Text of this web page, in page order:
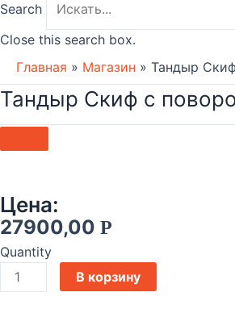
Search
Close this search box.
Главная » Магазин » Тандыр
Тандыр Скиф с
Цена:
27900,00 Р
Quantity
Количество
товара
В корзину